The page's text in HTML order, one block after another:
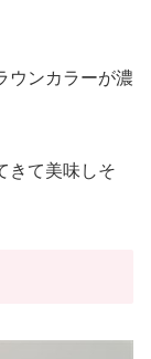
ウンカラーが濃
きて美味しそ